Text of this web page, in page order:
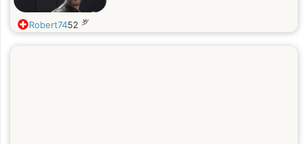
Robert7452 岁